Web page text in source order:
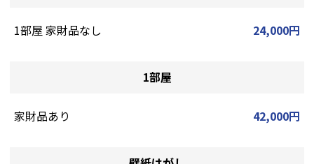
1部屋 家財品なし 24,000円
1部屋
家財品あり 42,000円